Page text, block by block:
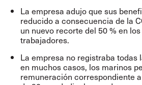
La empresa adujo que sus
reducido a consecuencia de la
un nuevo recorte del 50 % en
trabajadores.
La empresa no registraba todas
en muchos casos, los marinos
remuneración correspondiente